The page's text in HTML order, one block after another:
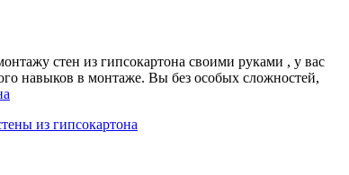
стен из гипсокартона своими руками , у вас
навыков в монтаже. Вы без особых сложностей,
из гипсокартона